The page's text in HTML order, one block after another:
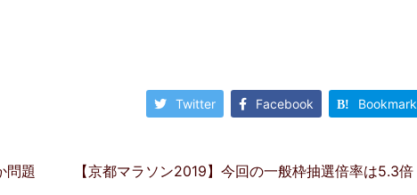
Twitter Facebook Bookmark
ン
問題 【京都マラソン2019】今回の一般枠抽選倍率は5.3倍